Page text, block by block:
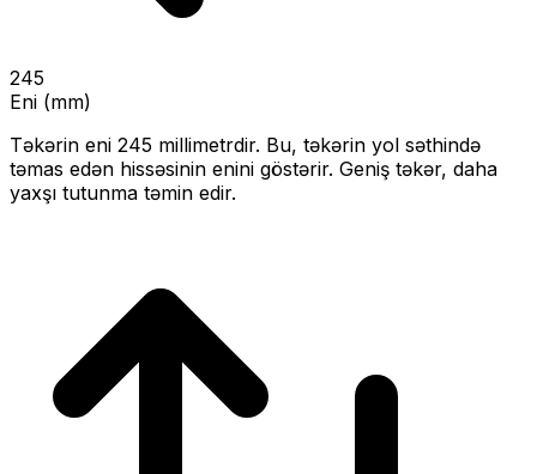
245
Eni (mm)
Təkərin eni 245 millimetrdir. Bu, təkərin yol səthində
təmas edən hissəsinin enini göstərir. Geniş təkər, daha
yaxşı tutunma təmin edir.